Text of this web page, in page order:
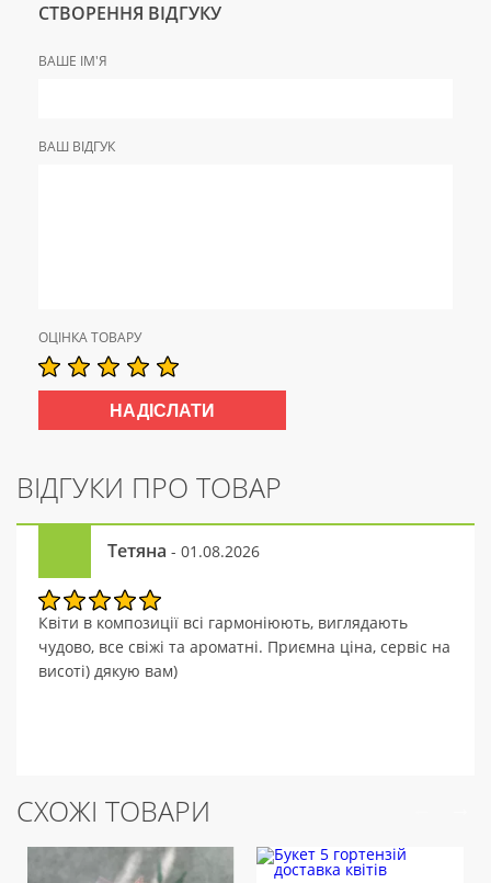
СТВОРЕННЯ ВІДГУКУ
ВАШЕ ІМ'Я
ВАШ ВІДГУК
ОЦІНКА ТОВАРУ
ВІДГУКИ ПРО ТОВАР
Тетяна - 01.08.2026
Квіти в композиції всі гармоніюють, виглядають
чудово, все свіжі та ароматні. Приємна ціна, сервіс на
висоті) дякую вам)
СХОЖІ ТОВАРИ